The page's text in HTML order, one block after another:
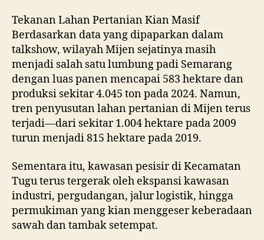
Tekanan Lahan Pertanian Kian Masif
Berdasarkan data yang dipaparkan dalam
talkshow, wilayah Mijen sejatinya masih
menjadi salah satu lumbung padi Semarang
dengan luas panen mencapai 583 hektare dan
produksi sekitar 4.045 ton pada 2024. Namun,
tren penyusutan lahan pertanian di Mijen terus
terjadi—dari sekitar 1.004 hektare pada 2009
turun menjadi 815 hektare pada 2019.
Sementara itu, kawasan pesisir di Kecamatan
Tugu terus tergerak oleh ekspansi kawasan
industri, pergudangan, jalur logistik, hingga
permukiman yang kian menggeser keberadaan
sawah dan tambak setempat.